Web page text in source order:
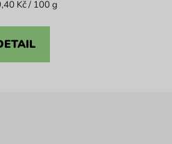
z
Kč / 100 g